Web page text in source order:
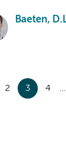
Baeten,
2 3 4